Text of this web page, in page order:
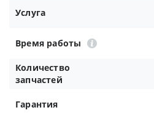
Услуга
Время работы
Количество
запчастей
Гарантия